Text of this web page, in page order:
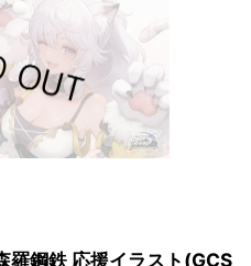
羅鋼鉄 応援イラスト(GCS